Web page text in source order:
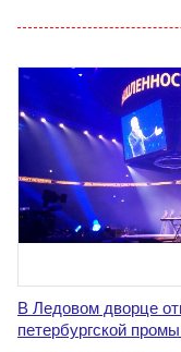
В Ледовом дворце
петербургской